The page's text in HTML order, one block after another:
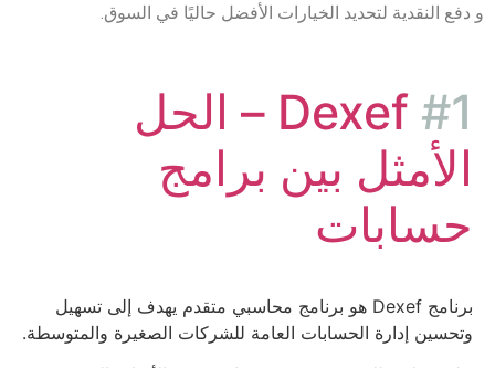
و دفع النقدية لتحديد الخيارات الأفضل حاليًا في السوق.
#1
Dexef – الحل
الأمثل بين برامج
حسابات
برنامج Dexef هو برنامج محاسبي متقدم يهدف إلى تسهيل
وتحسين إدارة الحسابات العامة للشركات الصغيرة والمتوسطة.